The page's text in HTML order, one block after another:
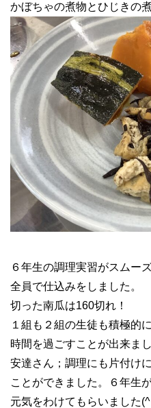
かぼちゃの煮物とひじきの
６年生の調理実習がスムー
全員で仕込みをしました。
切った南瓜は160切れ！
１組も２組の生徒も積極的
時間を過ごすことが出来まし
安達さん；調理にも片付け
ことができました。６年生
元気をわけてもらいました